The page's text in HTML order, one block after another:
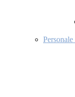
Personale